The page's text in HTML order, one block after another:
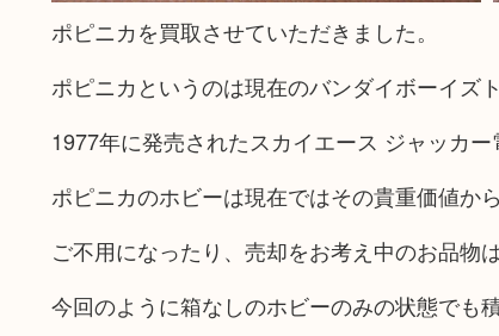
ポピニカを買取させていただきました。
ポピニカというのは現在のバンダイボーイズ
1977年に発売されたスカイエース ジャッカ
ポピニカのホビーは現在ではその貴重価値か
ご不用になったり、売却をお考え中のお品物
今回のように箱なしのホビーのみの状態でも